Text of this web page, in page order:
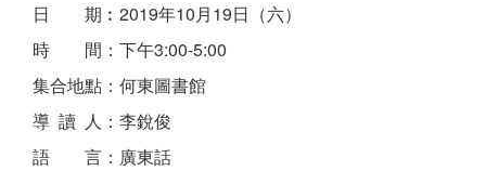
日 期︰2019年10月19日（六）
時 間：下午3:00-5:00
集合地點：何東圖書館
導 讀 人：李銳俊
語 言：廣東話